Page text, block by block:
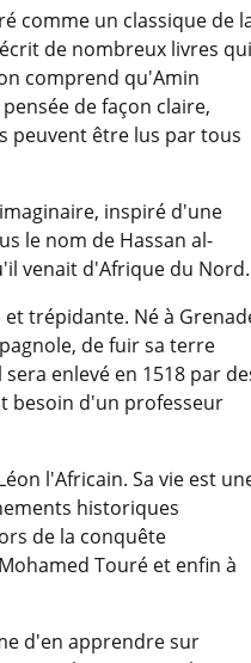
comme un classique de
de nombreux livres qui
comprend qu'Amin
de façon claire,
peuvent être lus par tous
inspiré d'une
le nom de Hassan al-
venait d'Afrique du Nord.
trépidante. Né à
de fuir sa terre
enlevé en 1518 par
besoin d'un professeur
l'Africain. Sa vie est
historiques
de la conquête
Touré et enfin à
d'en apprendre sur